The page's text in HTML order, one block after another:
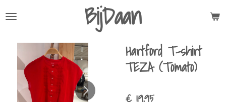
direct
hoofdinhoud
BijDaan
Hartford T-shirt
TEZA (Tomato)
€ 119,95